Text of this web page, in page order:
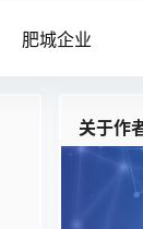
肥城企业
关于作